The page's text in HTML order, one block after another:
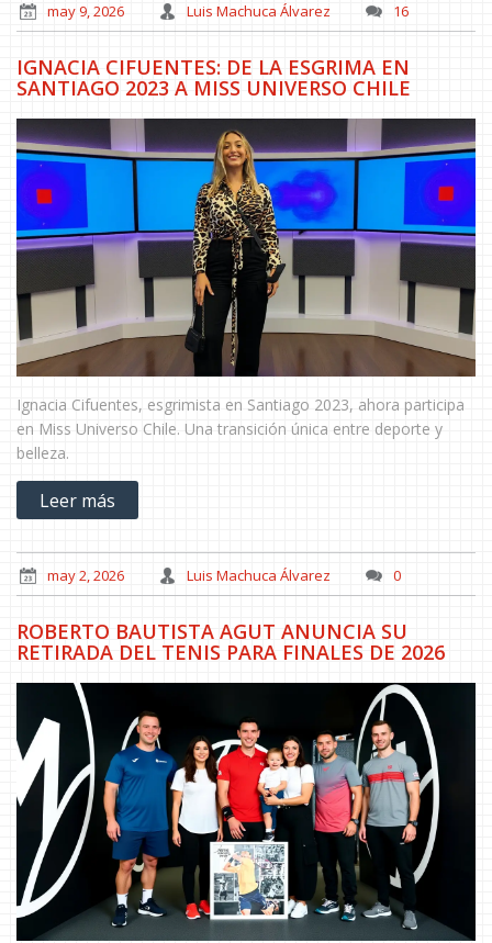
may 9, 2026 Luis Machuca Álvarez 16
IGNACIA CIFUENTES: DE LA ESGRIMA EN
SANTIAGO 2023 A MISS UNIVERSO CHILE
Ignacia Cifuentes, esgrimista en Santiago 2023, ahora participa
en Miss Universo Chile. Una transición única entre deporte y
belleza.
Leer más
may 2, 2026 Luis Machuca Álvarez 0
ROBERTO BAUTISTA AGUT ANUNCIA SU
RETIRADA DEL TENIS PARA FINALES DE 2026